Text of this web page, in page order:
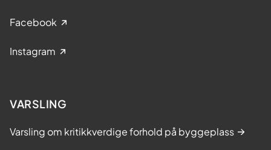
• Postoperativ enhet – 23 plasser
Facebook
Instagram
VARSLING
Varsling om kritikkverdige forhold på byggeplass